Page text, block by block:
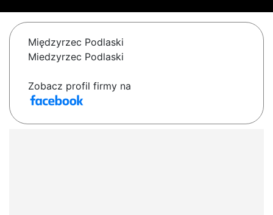
Międzyrzec Podlaski
Miedzyrzec Podlaski
Zobacz profil firmy na